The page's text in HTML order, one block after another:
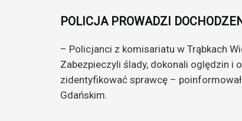
POLICJA PROWADZI
– Policjanci z komisariatu w Trąbkach
Zabezpieczyli ślady, dokonali oględzin
zidentyfikować sprawcę –
Gdańskim.